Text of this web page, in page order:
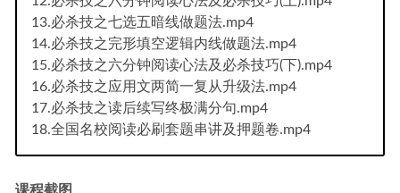
13.必杀技之七选五暗线做题法.mp4
14.必杀技之完形填空逻辑内线做题法.mp4
15.必杀技之六分钟阅读心法及必杀技巧(下).mp4
16.必杀技之应用文两简一复从升级法.mp4
17.必杀技之读后续写终极满分句.mp4
18.全国名校阅读必刷套题串讲及押题卷.mp4
课程截图